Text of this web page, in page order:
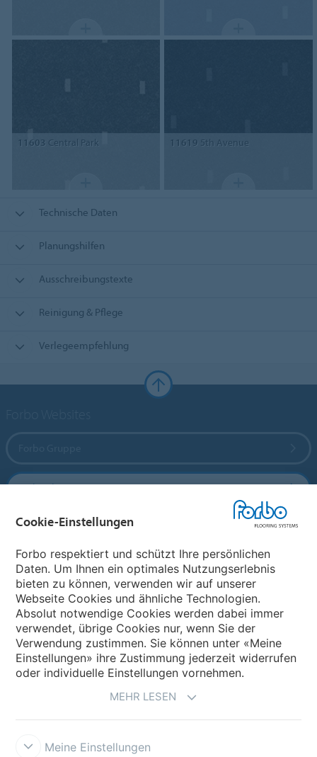
11603 Central Park 11619 5th Avenue
Technische Daten
Planungshilfen
Ausschreibungstexte
Reinigung & Pflege
Verlegeempfehlung
Forbo Flooring Systems
Forbo Movement Systems
Land auswählen
Land auswählen
Cookie-Einstellungen
Forbo respektiert und schützt Ihre persönlichen
Daten. Um Ihnen ein optimales Nutzungserlebnis
bieten zu können, verwenden wir auf unserer
Webseite Cookies und ähnliche Technologien.
Absolut notwendige Cookies werden dabei immer
verwendet, übrige Cookies nur, wenn Sie der
Verwendung zustimmen. Sie können unter «Meine
Einstellungen» ihre Zustimmung jederzeit widerrufen
oder individuelle Einstellungen vornehmen.
MEHR LESEN
Meine Einstellungen